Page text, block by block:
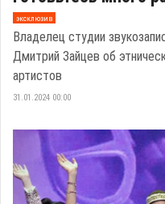
эксклюзив
Владелец студии
Дмитрий Зайцев об
артистов
31.01.2024 00:00